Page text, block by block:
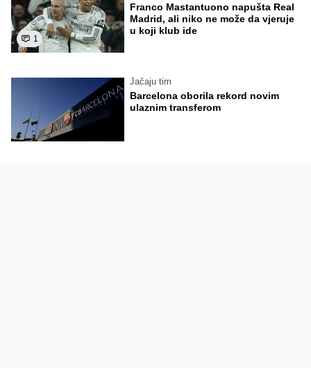
1
Franco Mastantuono napušta Real
Madrid, ali niko ne može da vjeruje
u koji klub ide
Jačaju tim
Barcelona oborila rekord novim
ulaznim transferom